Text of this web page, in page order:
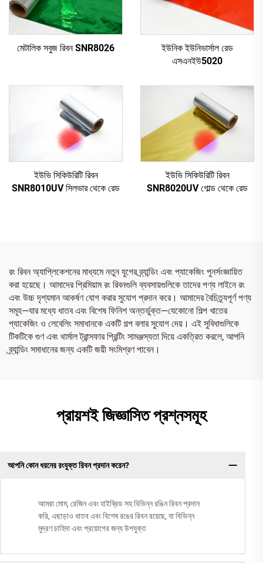
মেটালিক সবুজ রিবন SNR8026
ইউনিক ইউনিভার্সাল রেড
এসএনইউ5020
ইউভি সিকিউরিটি রিবন
SNR8010UV সিলভার থেকে রেড
ইউভি সিকিউরিটি রিবন
SNR8020UV গোল্ড থেকে রেড
রং রিবন অ্যাপ্লিকেশনের মাধ্যমে নতুন যুগের ব্র্যান্ডিং এবং প্যাকেজিং পুনর্সংজ্ঞায়িত
করা হয়েছে। আমাদের প্রিমিয়াম রং রিবনগুলি ব্যবসায়গুলিকে তাদের পণ্য লাইনে রং
এবং উচ্চ দৃশ্যমান আকর্ষণ যোগ করার সুযোগ প্রদান করে। আমাদের বৈচিত্র্যপূর্ণ পণ্য
সমূহ—যার মধ্যে ধাতব এবং বিশেষ ফিনিশ অন্তর্ভুক্ত—যেকোনো শিল্প খাতের
প্যাকেজিং ও লেবেলিং সমাধানকে একটি গল্প বলার সুযোগ দেয়। এই সুবিধাগুলিকে
টিকটিকে গুণ এবং থার্মাল ট্রান্সফার প্রিন্টিং সামঞ্জস্যতা দিয়ে একত্রিত করলে, আপনি
ব্র্যান্ডিং সমাধানের জন্য একটি জয়ী সংমিশ্রণ পাবেন।
প্রায়শই জিজ্ঞাসিত প্রশ্নসমূহ
আপনি কোন ধরনের রংযুক্ত রিবন প্রদান করেন?
আমরা মোম, রেজিন এবং হাইব্রিড সহ বিভিন্ন রঙিন রিবন প্রদান
করি, এছাড়াও ধাতব এবং বিশেষ রঙের রিবন রয়েছে, যা বিভিন্ন
মুদ্রণ চাহিদা এবং প্রয়োগের জন্য উপযুক্ত